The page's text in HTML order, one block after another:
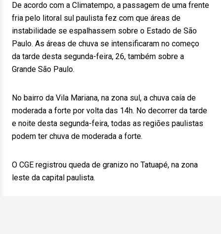
De acordo com a Climatempo, a passagem de uma frente
fria pelo litoral sul paulista fez com que áreas de
instabilidade se espalhassem sobre o Estado de São
Paulo. As áreas de chuva se intensificaram no começo
da tarde desta segunda-feira, 26, também sobre a
Grande São Paulo.
No bairro da Vila Mariana, na zona sul, a chuva caía de
moderada a forte por volta das 14h. No decorrer da tarde
e noite desta segunda-feira, todas as regiões paulistas
podem ter chuva de moderada a forte.
O CGE registrou queda de granizo no Tatuapé, na zona
leste da capital paulista.